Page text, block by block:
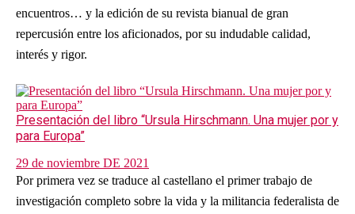
encuentros… y la edición de su revista bianual de gran
repercusión entre los aficionados, por su indudable calidad,
interés y rigor.
Presentación del libro “Ursula Hirschmann. Una mujer por y
para Europa”
29 de noviembre DE 2021
Por primera vez se traduce al castellano el primer trabajo de
investigación completo sobre la vida y la militancia federalista de